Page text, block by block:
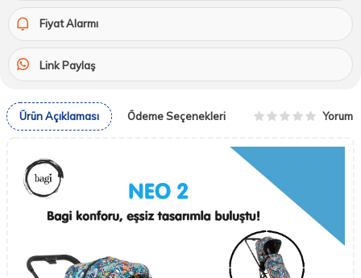
Fiyat Alarmı
Link Paylaş
Ürün Açıklaması Ödeme Seçenekleri Yorum